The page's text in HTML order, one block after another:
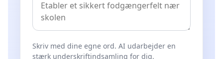
Skriv med dine egne ord. AI udarbejder en
stærk underskriftindsamling for dig.